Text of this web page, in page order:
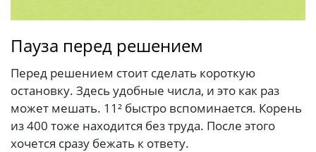
Пауза перед решением
Перед решением стоит сделать короткую
остановку. Здесь удобные числа, и это как раз
может мешать. 11² быстро вспоминается. Корень
из 400 тоже находится без труда. После этого
хочется сразу бежать к ответу.